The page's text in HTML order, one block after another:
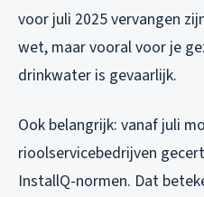
voor juli 2025 vervangen
wet, maar vooral voor je
drinkwater is gevaarlijk.
Ook belangrijk: vanaf juli
rioolservicebedrijven
InstallQ-normen. Dat